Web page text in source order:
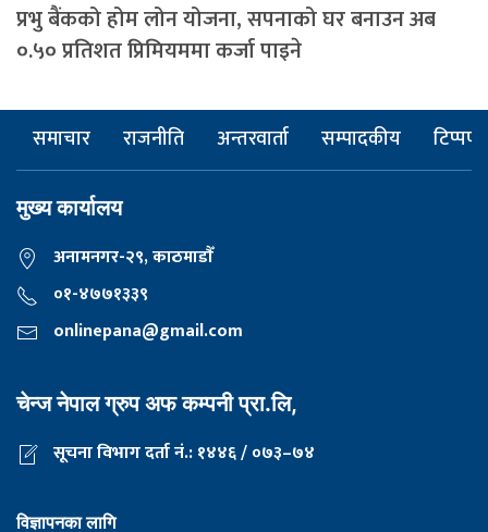
प्रभु बैंकको होम लोन योजना, सपनाको घर बनाउन अब
०.५० प्रतिशत प्रिमियममा कर्जा पाइने
समाचार राजनीति अन्तरवार्ता सम्पादकीय टिप्पणी
मुख्य कार्यालय
अनामनगर-२९, काठमाडाैँ
०१-४७७१३३९
onlinepana@gmail.com
चेन्ज नेपाल ग्रुप अफ कम्पनी प्रा.लि,
सूचना विभाग दर्ता नं.: १४४६ / ०७३–७४
विज्ञापनका लागि